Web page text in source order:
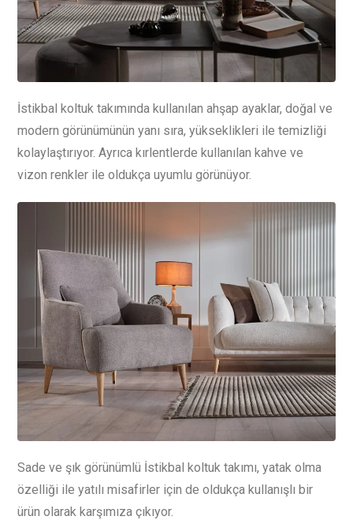
İstikbal koltuk takımında kullanılan ahşap ayaklar, doğal ve
modern görünümünün yanı sıra, yükseklikleri ile temizliği
kolaylaştırıyor. Ayrıca kırlentlerde kullanılan kahve ve
vizon renkler ile oldukça uyumlu görünüyor.
Sade ve şık görünümlü İstikbal koltuk takımı, yatak olma
özelliği ile yatılı misafirler için de oldukça kullanışlı bir
ürün olarak karşımıza çıkıyor.